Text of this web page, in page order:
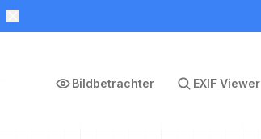
Bildbetrachter EXIF Viewer